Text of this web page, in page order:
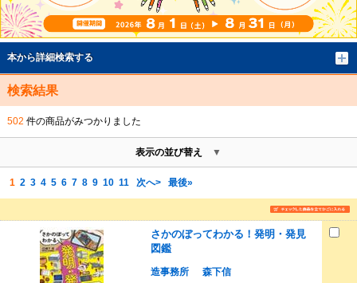
本から詳細検索する
検索結果
502 件の商品がみつかりました
表示の並び替え
1 2 3 4 5 6 7 8 9 10 11 次へ> 最後»
さかのぼってわかる！発明・発見
図鑑
造事務所
森下信